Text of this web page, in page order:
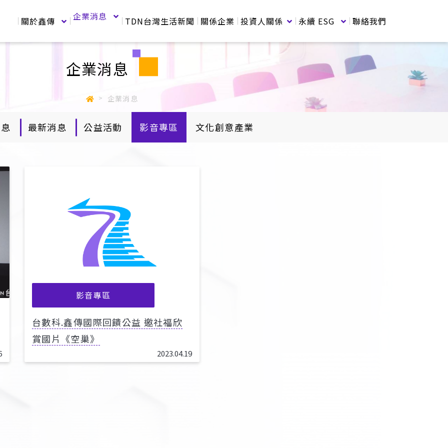
關於鑫傳 企業消息 TDN台灣生活新聞 關係企業 投資人關係 永續 ESG 聯絡我們
企業消息
企業消息
最新消息 公益活動 影音專區 文化創意產業
影音專區
台數科.鑫傳國際回饋公益 邀社福欣
賞國片《空巢》
2023.04.19